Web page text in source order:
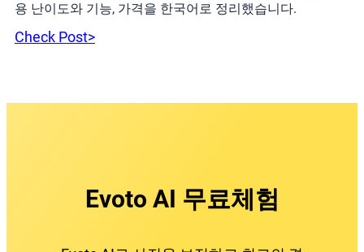
용 난이도와 기능, 가격을 한국어로 정리했습니다.
Check Post>
Evoto AI 무료체험